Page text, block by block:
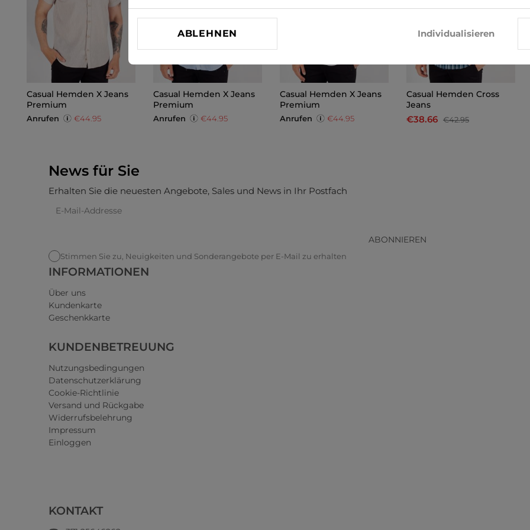
Casual Hemden X Jeans
Premium
Anrufen €44.95
Casual Hemden X Jeans
Premium
Anrufen €44.95
Casual Hemden X Jeans
Premium
Anrufen €44.95
Casual Hemden Cross
Jeans
€38.66 €42.95
News für Sie
Erhalten Sie die neuesten Angebote, Sales und News in Ihr Postfach
ABONNIEREN
Stimmen Sie zu, Neuigkeiten und Sonderangebote per E-Mail zu erhalten
INFORMATIONEN
Über uns
Kundenkarte
Geschenkkarte
KUNDENBETREUUNG
Nutzungsbedingungen
Datenschutzerklärung
Cookie-Richtlinie
Versand und Rückgabe
Widerrufsbelehrung
Impressum
Einloggen
KONTAKT
ABLEHNEN Individualisieren